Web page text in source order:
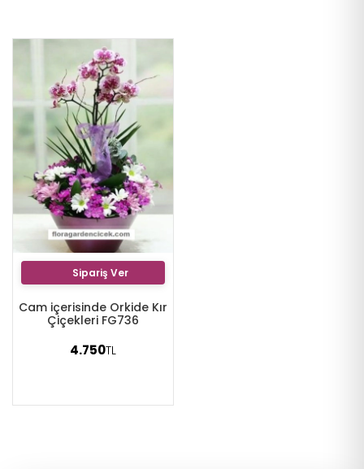
Sipariş Ver
Cam içerisinde Orkide Kır
Çiçekleri FG736
4.750TL